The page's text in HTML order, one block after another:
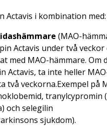
Actavis i kombination med:
(MAO-
Actavis under två
med MAO-hämmare. Om
Actavis, ta inte heller
två veckorna.Exempel på
tranylcypromin
och selegilin
sjukdom).